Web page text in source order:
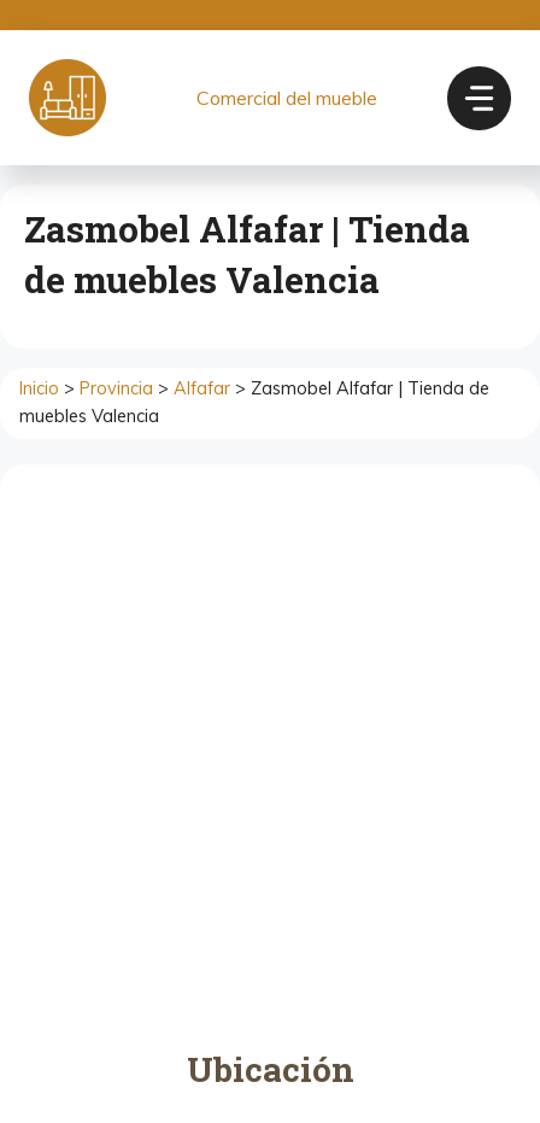
contenido
Comercial del mueble
Zasmobel Alfafar | Tienda
de muebles Valencia
Inicio > Provincia > Alfafar > Zasmobel Alfafar | Tienda de
muebles Valencia
Ubicación